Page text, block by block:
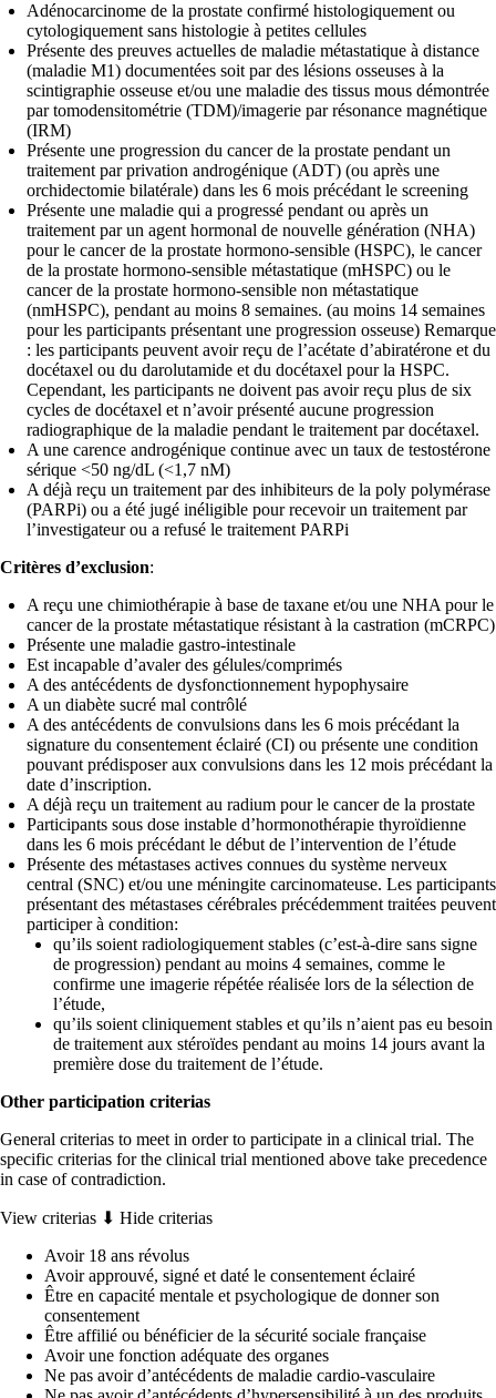
Adénocarcinome de la prostate confirmé histologiquement ou
cytologiquement sans histologie à petites cellules
Présente des preuves actuelles de maladie métastatique à distance
(maladie M1) documentées soit par des lésions osseuses à la
scintigraphie osseuse et/ou une maladie des tissus mous démontrée
par tomodensitométrie (TDM)/imagerie par résonance magnétique
(IRM)
Présente une progression du cancer de la prostate pendant un
traitement par privation androgénique (ADT) (ou après une
orchidectomie bilatérale) dans les 6 mois précédant le screening
Présente une maladie qui a progressé pendant ou après un
traitement par un agent hormonal de nouvelle génération (NHA)
pour le cancer de la prostate hormono-sensible (HSPC), le cancer
de la prostate hormono-sensible métastatique (mHSPC) ou le
cancer de la prostate hormono-sensible non métastatique
(nmHSPC), pendant au moins 8 semaines. (au moins 14 semaines
pour les participants présentant une progression osseuse) Remarque
: les participants peuvent avoir reçu de l’acétate d’abiratérone et du
docétaxel ou du darolutamide et du docétaxel pour la HSPC.
Cependant, les participants ne doivent pas avoir reçu plus de six
cycles de docétaxel et n’avoir présenté aucune progression
radiographique de la maladie pendant le traitement par docétaxel.
A une carence androgénique continue avec un taux de testostérone
sérique <50 ng/dL (<1,7 nM)
A déjà reçu un traitement par des inhibiteurs de la poly polymérase
(PARPi) ou a été jugé inéligible pour recevoir un traitement par
l’investigateur ou a refusé le traitement PARPi
Critères d’exclusion:
A reçu une chimiothérapie à base de taxane et/ou une NHA pour le
cancer de la prostate métastatique résistant à la castration (mCRPC)
Présente une maladie gastro-intestinale
Est incapable d’avaler des gélules/comprimés
A des antécédents de dysfonctionnement hypophysaire
A un diabète sucré mal contrôlé
A des antécédents de convulsions dans les 6 mois précédant la
signature du consentement éclairé (CI) ou présente une condition
pouvant prédisposer aux convulsions dans les 12 mois précédant la
date d’inscription.
A déjà reçu un traitement au radium pour le cancer de la prostate
Participants sous dose instable d’hormonothérapie thyroïdienne
dans les 6 mois précédant le début de l’intervention de l’étude
Présente des métastases actives connues du système nerveux
central (SNC) et/ou une méningite carcinomateuse. Les participants
présentant des métastases cérébrales précédemment traitées peuvent
participer à condition:
qu’ils soient radiologiquement stables (c’est-à-dire sans signe
de progression) pendant au moins 4 semaines, comme le
confirme une imagerie répétée réalisée lors de la sélection de
l’étude,
qu’ils soient cliniquement stables et qu’ils n’aient pas eu besoin
de traitement aux stéroïdes pendant au moins 14 jours avant la
première dose du traitement de l’étude.
Other participation criterias
General criterias to meet in order to participate in a clinical trial. The
specific criterias for the clinical trial mentioned above take precedence
in case of contradiction.
View criterias ⬇ Hide criterias
Avoir 18 ans révolus
Avoir approuvé, signé et daté le consentement éclairé
Être en capacité mentale et psychologique de donner son
consentement
Être affilié ou bénéficier de la sécurité sociale française
Avoir une fonction adéquate des organes
Ne pas avoir d’antécédents de maladie cardio-vasculaire